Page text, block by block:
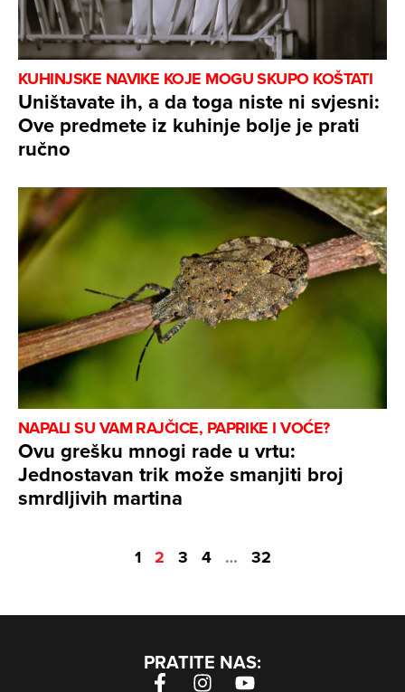
KUHINJSKE NAVIKE KOJE MOGU SKUPO KOŠTATI
Uništavate ih, a da toga niste ni svjesni:
Ove predmete iz kuhinje bolje je prati
ručno
NAPALI SU VAM RAJČICE, PAPRIKE I VOĆE?
Ovu grešku mnogi rade u vrtu:
Jednostavan trik može smanjiti broj
smrdljivih martina
1 2 3 4 … 32
PRATITE NAS: